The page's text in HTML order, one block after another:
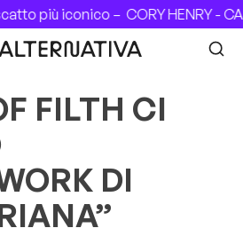
più iconico –CORY HENRY -
FILTH CI
DI